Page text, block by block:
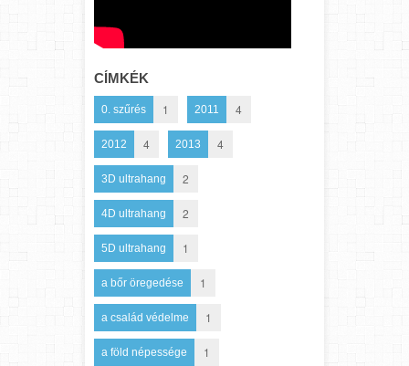
CÍMKÉK
0. szűrés 1 2011 4
2012 4 2013 4
3D ultrahang 2
4D ultrahang 2
5D ultrahang 1
a bőr öregedése 1
a család védelme 1
a föld népessége 1